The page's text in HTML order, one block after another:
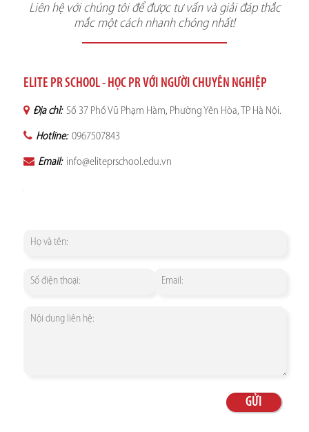
Liên hệ với chúng tôi để được tư vấn và giải đáp thắc
mắc một cách nhanh chóng nhất!
ELITE PR SCHOOL - HỌC PR VỚI NGƯỜI CHUYÊN NGHIỆP
Địa chỉ: Số 37 Phố Vũ Phạm Hàm, Phường Yên Hòa, TP Hà Nội.
Hotline: 0967507843
Email: info@eliteprschool.edu.vn